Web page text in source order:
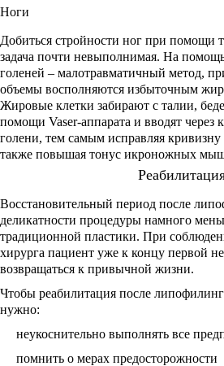
Ноги
Добиться стройности ног при помощи
задача почти невыполнимая. На
голеней – малотравматичный метод,
объемы восполняются избыточным
Жировые клетки забирают с талии,
помощи Vaser-аппарата и вводят через
голени, тем самым исправляя
также повышая тонус икроножных
Восстановительный период после
деликатности процедуры намного
традиционной пластики. При
хирурга пациент уже к концу первой
возвращаться к привычной жизни.
Чтобы реабилитация после
нужно:
неукоснительно выполнять все
помнить о мерах предосторожности